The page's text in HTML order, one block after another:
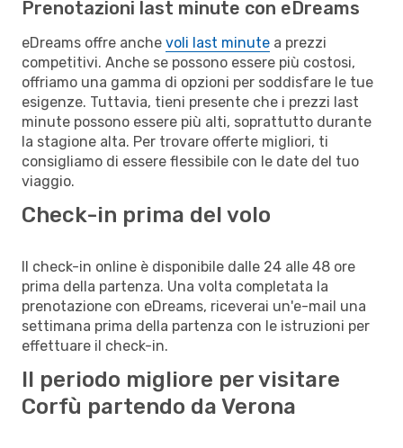
Prenotazioni last minute con eDreams
eDreams offre anche voli last minute a prezzi
competitivi. Anche se possono essere più costosi,
offriamo una gamma di opzioni per soddisfare le tue
esigenze. Tuttavia, tieni presente che i prezzi last
minute possono essere più alti, soprattutto durante
la stagione alta. Per trovare offerte migliori, ti
consigliamo di essere flessibile con le date del tuo
viaggio.
Check-in prima del volo
Il check-in online è disponibile dalle 24 alle 48 ore
prima della partenza. Una volta completata la
prenotazione con eDreams, riceverai un'e-mail una
settimana prima della partenza con le istruzioni per
effettuare il check-in.
Il periodo migliore per visitare
Corfù partendo da Verona